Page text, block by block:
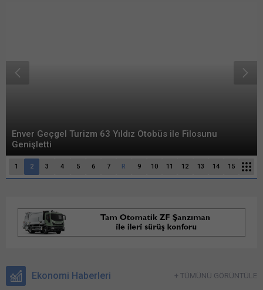
Enver Geçgel Turizm 63 Yıldız Otobüs ile Filosunu
Genişletti
1 2 3 4 5 6 7 R 9 10 11 12 13 14 15
Ekonomi Haberleri + TÜMÜNÜ GÖRÜNTÜLE